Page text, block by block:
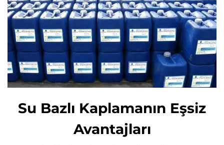
Su Bazlı Kaplamanın Eşsiz
Avantajları